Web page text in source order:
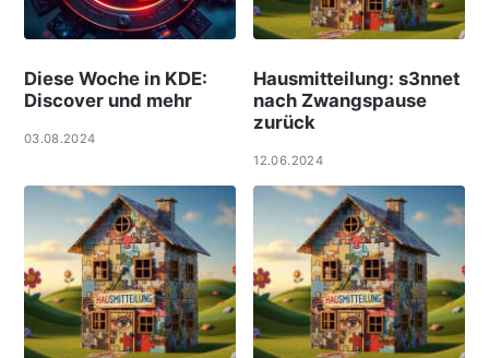
Diese Woche in KDE:
Discover und mehr
03.08.2024
Hausmitteilung: s3nnet
nach Zwangspause
zurück
12.06.2024